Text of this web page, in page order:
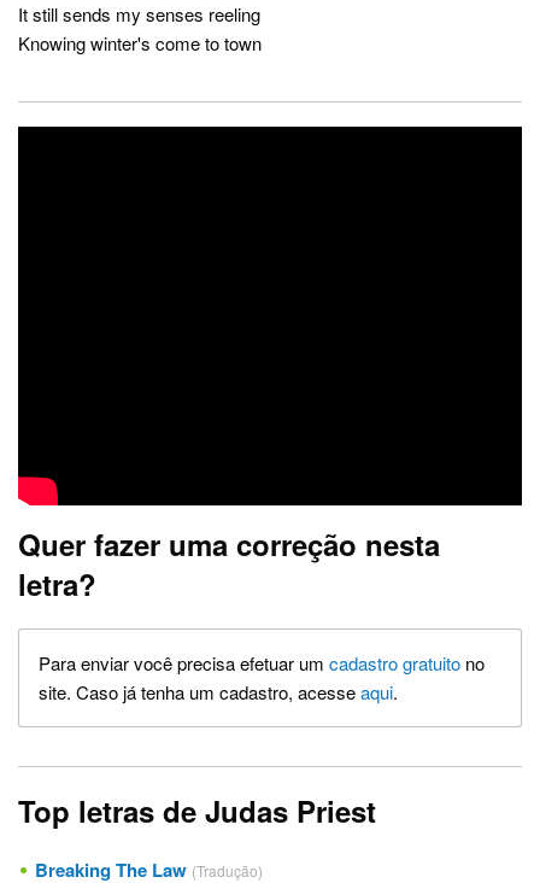
It still sends my senses reeling
Knowing winter's come to town
Quer fazer uma correção nesta
letra?
Para enviar você precisa efetuar um cadastro gratuito no
site. Caso já tenha um cadastro, acesseaqui.
Top letras de Judas Priest
Breaking The Law (Tradução)